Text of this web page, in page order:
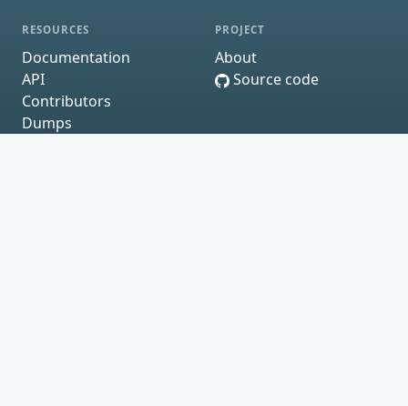
RESOURCES
Documentation
API
Contributors
Dumps
PROJECT
About
Source code